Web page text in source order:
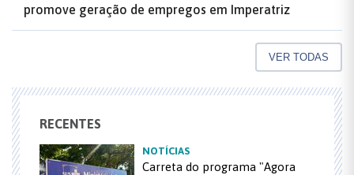
promove geração de empregos em Imperatriz
VER TODAS
RECENTES
NOTÍCIAS
Carreta do programa "Agora